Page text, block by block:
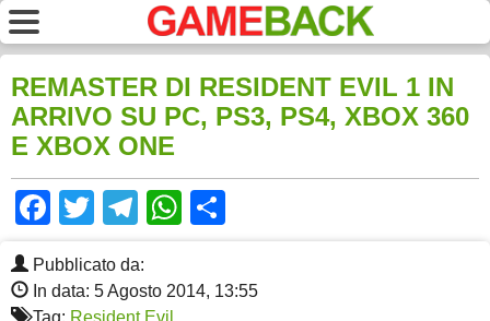
REMASTER DI RESIDENT EVIL 1 IN
ARRIVO SU PC, PS3, PS4, XBOX 360
E XBOX ONE
Facebook
TwitterTelegram
WhatsApp
Pubblicato da:
In data: 5 Agosto 2014, 13:55